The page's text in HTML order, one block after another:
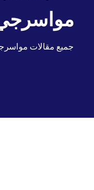
جميع مقالات